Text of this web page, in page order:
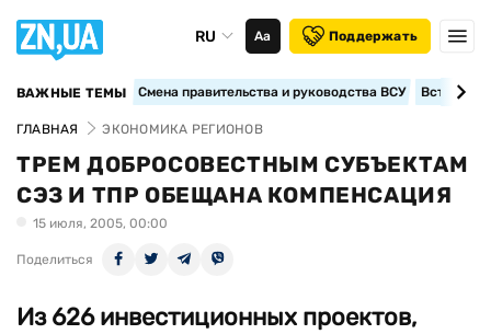
RU Аа Поддержать
ВАЖНЫЕ ТЕМЫ Смена правительства и руководства ВСУ
ГЛАВНАЯ ЭКОНОМИКА РЕГИОНОВ
ТРЕМ ДОБРОСОВЕСТНЫМ СУБЪЕКТАМ
СЭЗ И ТПР ОБЕЩАНА КОМПЕНСАЦИЯ
15 июля, 2005, 00:00
Поделиться
Из 626 инвестиционных проектов,